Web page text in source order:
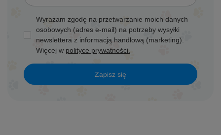
Wyrażam zgodę na przetwarzanie moich danych
osobowych (adres e-mail) na potrzeby wysyłki
newslettera z informacją handlową (marketing).
Więcej w polityce prywatności.
Zapisz się